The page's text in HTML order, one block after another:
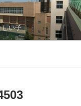
い子